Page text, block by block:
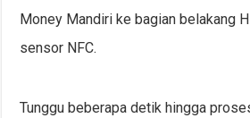
Money Mandiri ke bagian belakang
sensor NFC.
Tunggu beberapa detik hingga